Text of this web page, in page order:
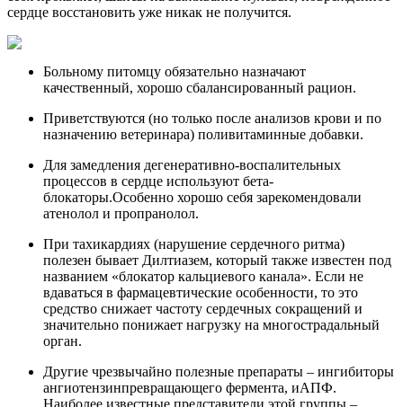
сердце восстановить уже никак не получится.
Больному питомцу обязательно назначают
качественный, хорошо сбалансированный рацион.
Приветствуются (но только после анализов крови и по
назначению ветеринара) поливитаминные добавки.
Для замедления дегенеративно-воспалительных
процессов в сердце используют бета-
блокаторы.Особенно хорошо себя зарекомендовали
атенолол и пропранолол.
При тахикардиях (нарушение сердечного ритма)
полезен бывает Дилтиазем, который также известен под
названием «блокатор кальциевого канала». Если не
вдаваться в фармацевтические особенности, то это
средство снижает частоту сердечных сокращений и
значительно понижает нагрузку на многострадальный
орган.
Другие чрезвычайно полезные препараты – ингибиторы
ангиотензинпревращающего фермента, иАПФ.